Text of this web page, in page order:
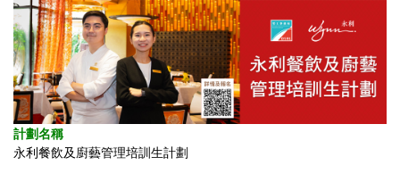
計劃名稱
永利餐飲及廚藝管理培訓生計劃